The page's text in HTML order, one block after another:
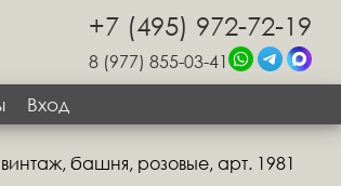
+7 (495) 972-72-19
8 (977) 855-03-41
Вход
башня, розовые, арт. 1981